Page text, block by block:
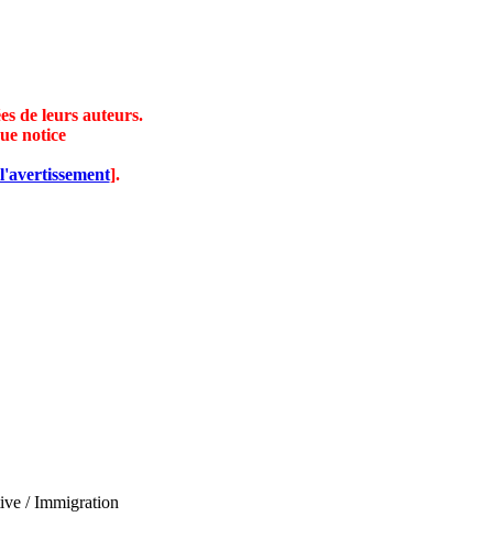
de leurs auteurs.
notice
l'avertissement].
/ Immigration